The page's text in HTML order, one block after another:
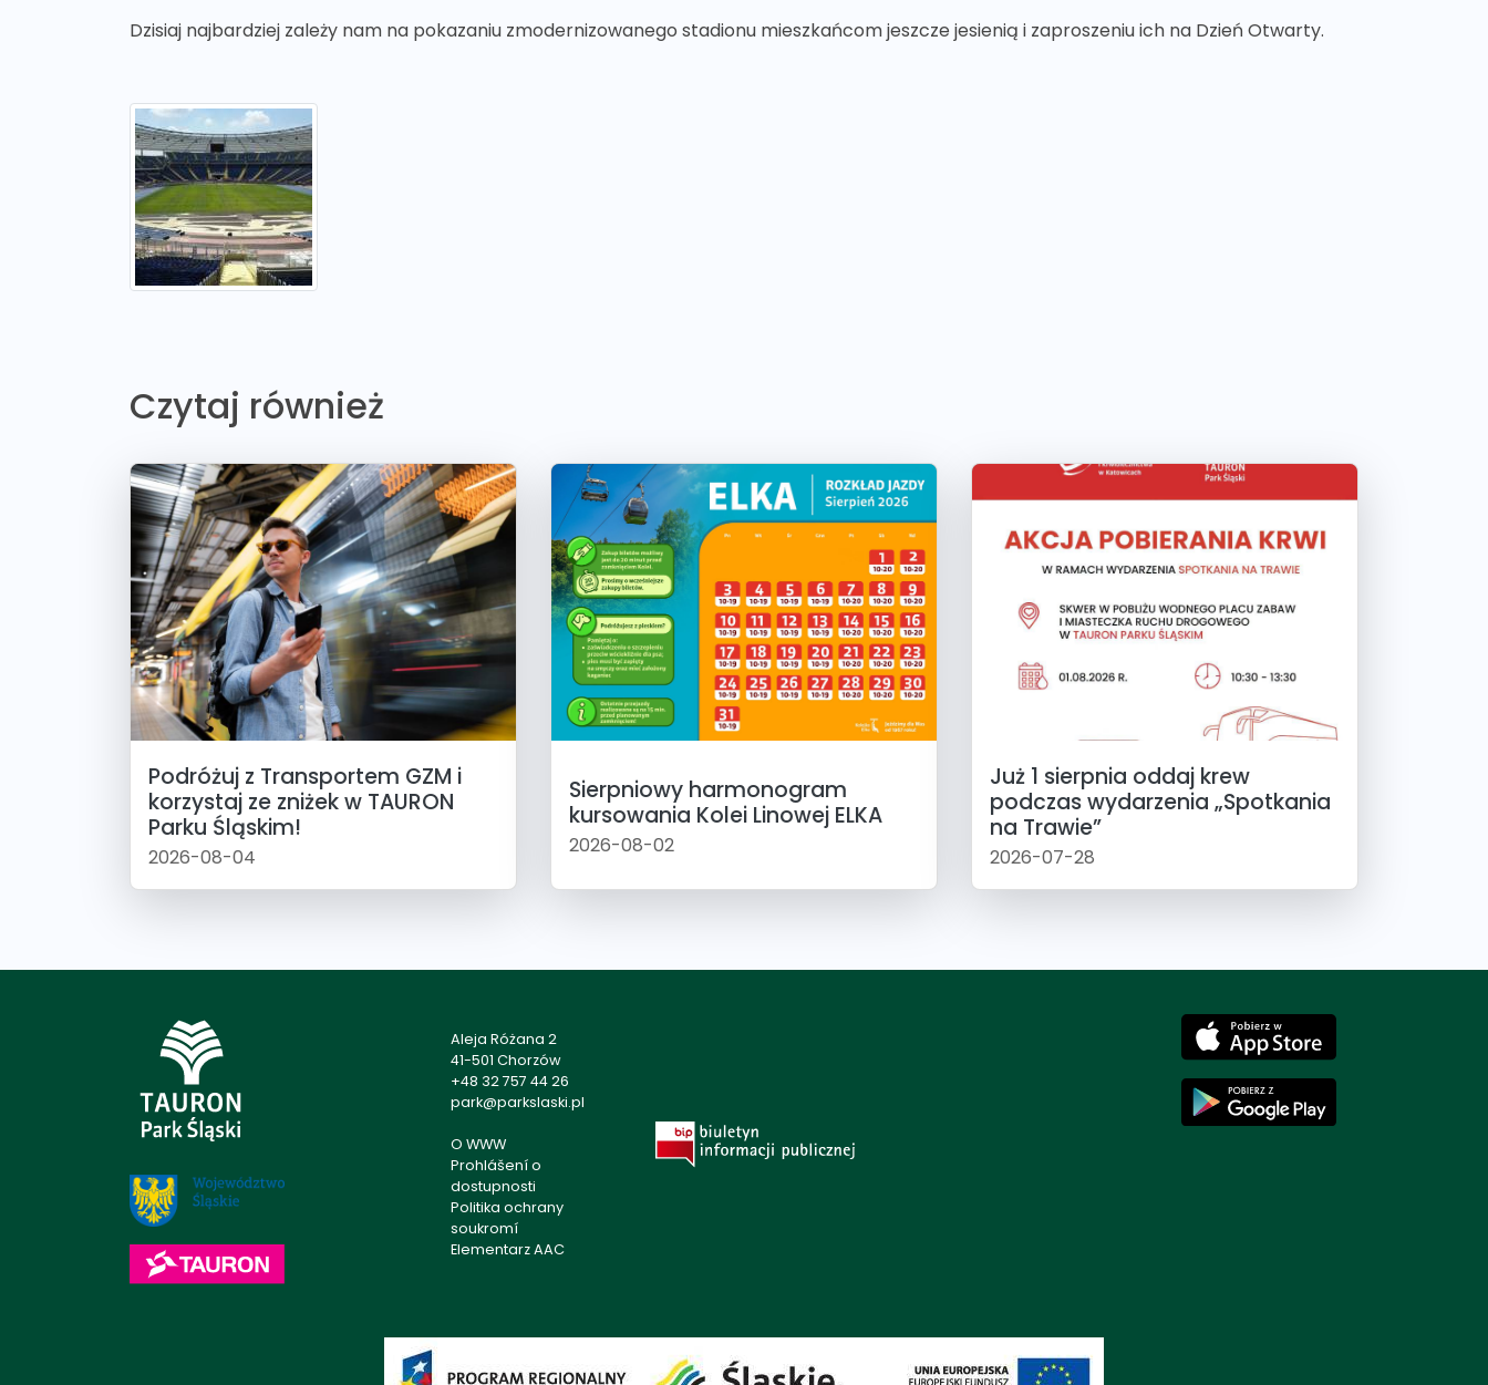
Dzisiaj najbardziej zależy nam na pokazaniu zmodernizowanego stadionu mieszkańcom jeszcze jesienią i zaproszeniu ich na Dzień Otwarty.
Czytaj również
Podróżuj z Transportem GZM i
korzystaj ze zniżek w TAURON
Parku Śląskim!
2026-08-04
Sierpniowy harmonogram
kursowania Kolei Linowej ELKA
2026-08-02
Już 1 sierpnia oddaj krew
podczas wydarzenia „Spotkania
na Trawie”
2026-07-28
Aleja Różana 2
41-501 Chorzów
+48 32 757 44 26
park@parkslaski.pl
O WWW
Prohlášení o
dostupnosti
Politika ochrany
soukromí
Elementarz AAC